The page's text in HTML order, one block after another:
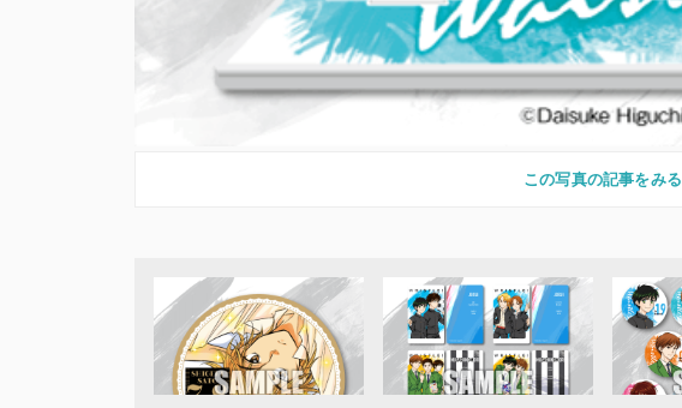
この写真の記事をみる